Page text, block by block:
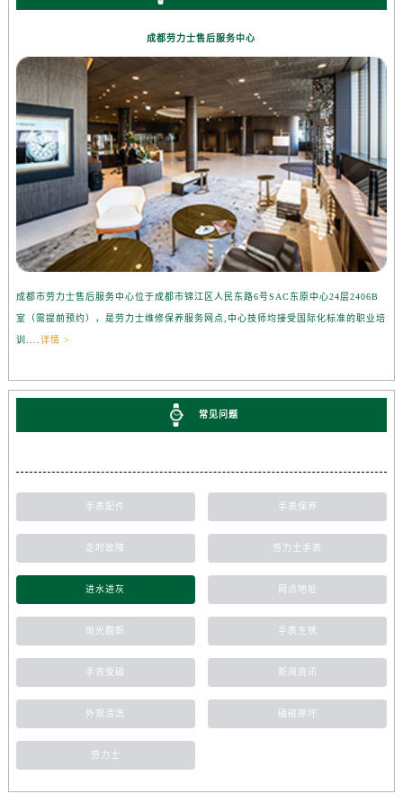
成都劳力士售后服务中心
成都市劳力士售后服务中心位于成都市锦江区人民东路6号SAC东原中心24层2406B
室（需提前预约），是劳力士维修保养服务网点,中心技师均接受国际化标准的职业培
训.... 详情 >
常见问题
手表配件 手表保养
走时故障 劳力士手表
进水进灰 网点地址
抛光翻新 手表生锈
手表受磁 新闻资讯
外观清洗 磕碰摔坏
劳力士